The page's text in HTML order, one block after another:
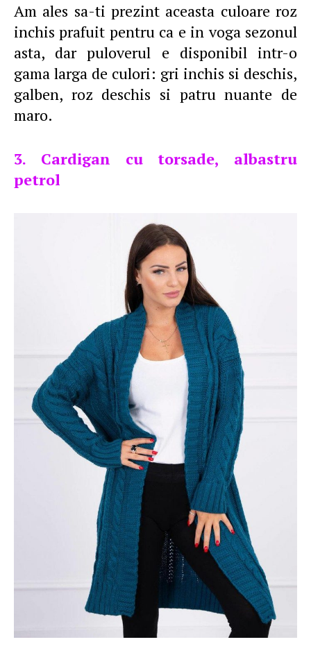
Am ales sa-ti prezint aceasta culoare roz
inchis prafuit pentru ca e in voga sezonul
asta, dar puloverul e disponibil intr-o
gama larga de culori: gri inchis si deschis,
galben, roz deschis si patru nuante de
maro.
3. Cardigan cu torsade, albastru
petrol